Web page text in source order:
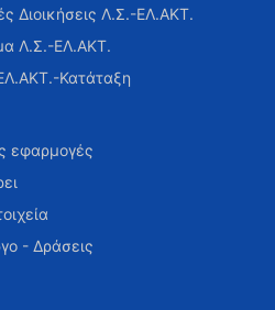
Διοικήσεις Λ.Σ.-ΕΛ.ΑΚΤ.
Λ.Σ.-ΕΛ.ΑΚΤ.
Κατάταξη
εφαρμογές
- Δράσεις